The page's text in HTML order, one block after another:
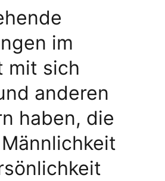
im
mit sich
anderen
haben, die